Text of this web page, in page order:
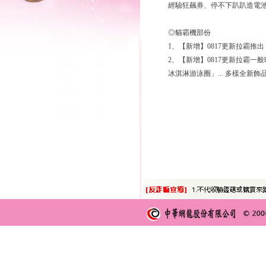
經驗狂飆券、停不下趴趴造電
◎貓霸機部份
1、【新增】0817更新拉霸推
2、【新增】0817更新拉霸一
冰淇淋游泳圈」... 多樣全新飾